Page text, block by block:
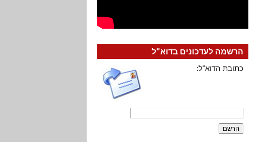
הרשמה לעדכונים בדוא"ל
כתובת הדוא"ל: